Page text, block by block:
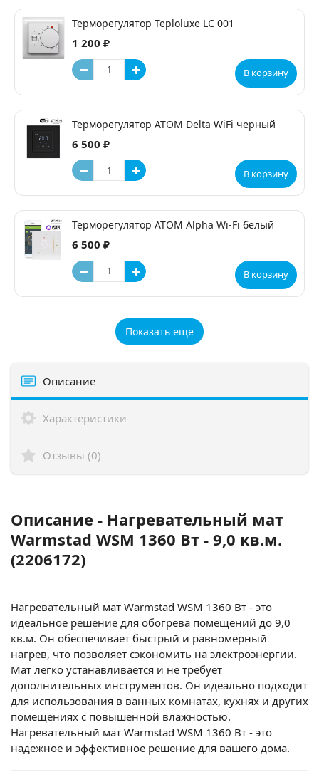
Терморегулятор Teploluxe LC 001
1 200 ₽
В корзину
Терморегулятор ATOM Delta WiFi черный
6 500 ₽
В корзину
Терморегулятор ATOM Alpha Wi-Fi белый
6 500 ₽
В корзину
Показать еще
Описание
Характеристики
Отзывы (0)
Описание - Нагревательный мат
Warmstad WSM 1360 Вт - 9,0 кв.м.
(2206172)
Нагревательный мат Warmstad WSM 1360 Вт - это
идеальное решение для обогрева помещений до 9,0
кв.м. Он обеспечивает быстрый и равномерный
нагрев, что позволяет сэкономить на электроэнергии.
Мат легко устанавливается и не требует
дополнительных инструментов. Он идеально подходит
для использования в ванных комнатах, кухнях и других
помещениях с повышенной влажностью.
Нагревательный мат Warmstad WSM 1360 Вт - это
надежное и эффективное решение для вашего дома.